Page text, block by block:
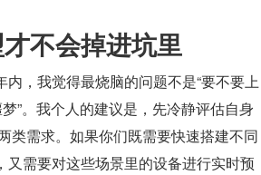
不会掉进坑里
，我觉得最烧脑的问题不是“要不要上
”。我个人的建议是，先冷静评估自身
类需求。如果你们既需要快速搭建不同
需要对这些场景里的设备进行实时预